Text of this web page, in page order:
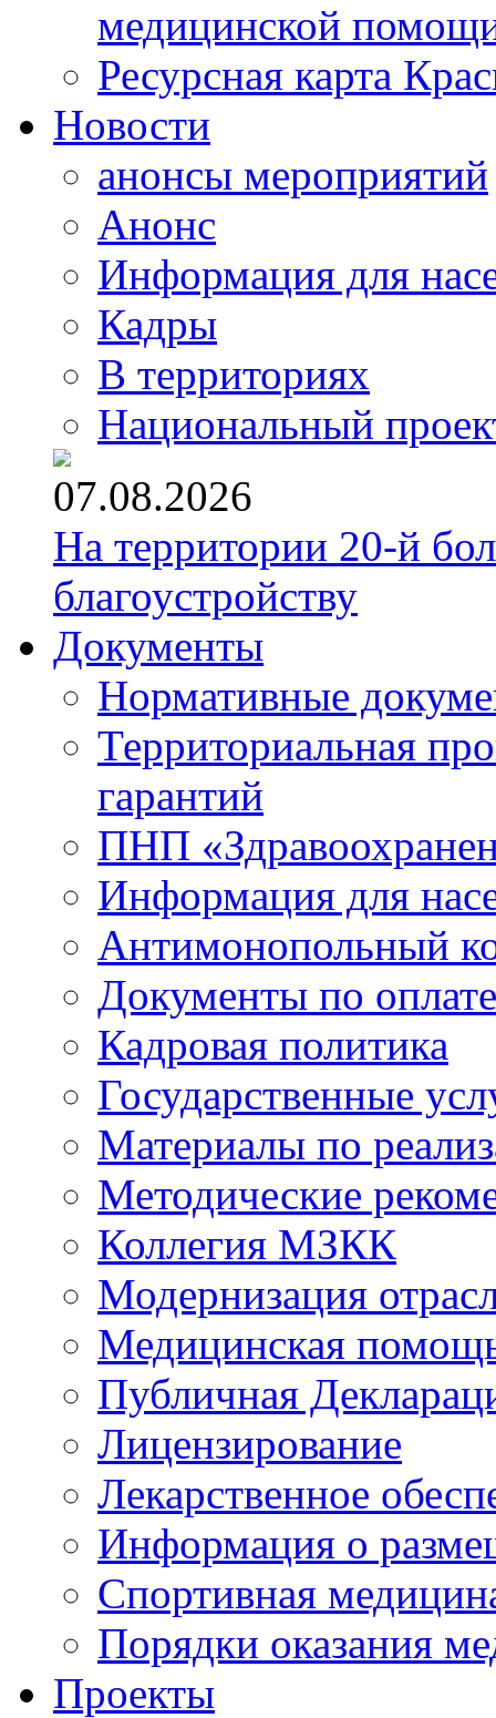
медицинской
Ресурсная карта
Новости
анонсы мероприятий
Анонс
Информация для
Кадры
В территориях
Национальный
07.08.2026
На территории 20-й
благоустройству
Документы
Нормативные
Территориальная
гарантий
ПНП
Информация для
Антимонопольный
Документы по
Кадровая политика
Государственные
Материалы по
Методические
Коллегия МЗКК
Модернизация
Медицинская
Публичная
Лицензирование
Лекарственное
Информация о
Спортивная
Порядки оказания
Проекты